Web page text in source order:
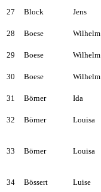
27 Block Jens
28 Boese Wilhelm
29 Boese Wilhelm
30 Boese Wilhelm
31 Börner Ida
32 Börner Louisa
33 Börner Louisa
34 Bössert Luise